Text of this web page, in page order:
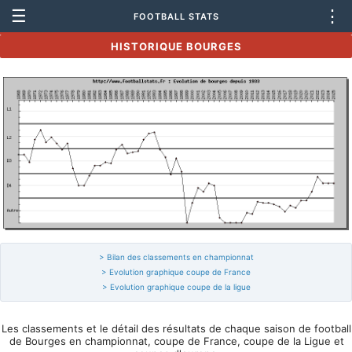
☰ FOOTBALL STATS ⋮
HISTORIQUE BOURGES
> Bilan des classements en championnat
> Evolution graphique coupe de France
> Evolution graphique coupe de la ligue
Les classements et le détail des résultats de chaque saison de football
de Bourges en championnat, coupe de France, coupe de la Ligue et